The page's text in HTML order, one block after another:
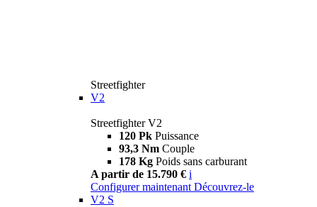
Streetfighter
V2
Streetfighter V2
120 Pk Puissance
93,3 Nm Couple
178 Kg Poids sans carburant
A partir de 15.790 € i
Configurer maintenant Découvrez-le
V2 S